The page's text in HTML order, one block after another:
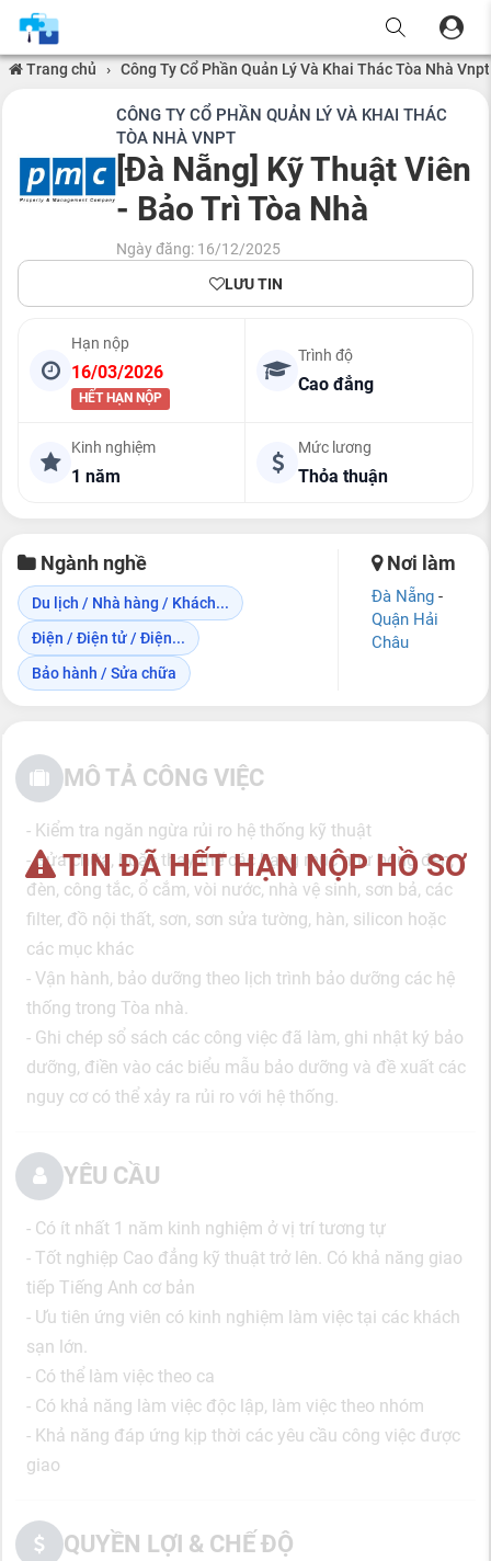
Trang chủ › Công Ty Cổ Phần Quản Lý Và Khai Thác Tòa Nhà Vnpt
CÔNG TY CỔ PHẦN QUẢN LÝ VÀ KHAI THÁC
TÒA NHÀ VNPT
[Đà Nẵng] Kỹ Thuật Viên
- Bảo Trì Tòa Nhà
Ngày đăng: 16/12/2025
LƯU TIN
Hạn nộp
16/03/2026
HẾT HẠN NỘP
Trình độ
Cao đẳng
Kinh nghiệm
1 năm
Mức lương
Thỏa thuận
Ngành nghề
Du lịch / Nhà hàng / Khách...
Điện / Điện tử / Điện...
Bảo hành / Sửa chữa
Nơi làm
Đà Nẵng -
Quận Hải
Châu
TIN ĐÃ HẾT HẠN NỘP HỒ SƠ
MÔ TẢ CÔNG VIỆC
- Kiểm tra ngăn ngừa rủi ro hệ thống kỹ thuật
- Sửa chữa, hoặc thay thế các hạng mục như bóng đèn,
đèn, công tắc, ổ cắm, vòi nước, nhà vệ sinh, sơn bả, các
filter, đồ nội thất, sơn, sơn sửa tường, hàn, silicon hoặc
các mục khác
- Vận hành, bảo dưỡng theo lịch trình bảo dưỡng các hệ
thống trong Tòa nhà.
- Ghi chép sổ sách các công việc đã làm, ghi nhật ký bảo
dưỡng, điền vào các biểu mẫu bảo dưỡng và đề xuất các
nguy cơ có thể xảy ra rủi ro với hệ thống.
YÊU CẦU
- Có ít nhất 1 năm kinh nghiệm ở vị trí tương tự
- Tốt nghiệp Cao đẳng kỹ thuật trở lên. Có khả năng giao
tiếp Tiếng Anh cơ bản
- Ưu tiên ứng viên có kinh nghiệm làm việc tại các khách
sạn lớn.
- Có thể làm việc theo ca
- Có khả năng làm việc độc lập, làm việc theo nhóm
- Khả năng đáp ứng kịp thời các yêu cầu công việc được
giao
QUYỀN LỢI & CHẾ ĐỘ